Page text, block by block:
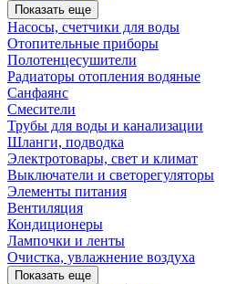
Показать еще
Насосы, счетчики для воды
Отопительные приборы
Полотенцесушители
Радиаторы отопления водяные
Санфаянс
Смесители
Трубы для воды и канализации
Шланги, подводка
Электротовары, свет и климат
Выключатели и светорегуляторы
Элементы питания
Вентиляция
Кондиционеры
Лампочки и ленты
Очистка, увлажнение воздуха
Показать еще